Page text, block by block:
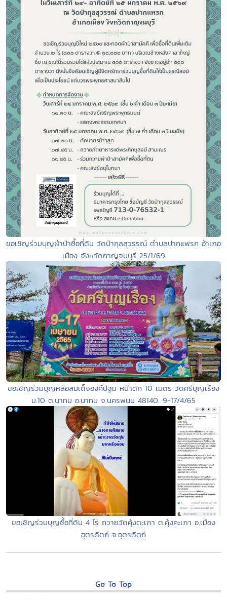
ขอเชิญร่วมบุญผ้าป่าซื้อที่ดิน วัดป่ากุลสุวรรณ์ ตำบลปากแพรก อ้าเภอ
เมือง จังหวัดกาญจนบุรี 25/1/69
ขอเชิญร่วมบุญหล่อสมเด็จองค์ปฐม หน้าตัก 10 เมตร วัดศรีบุญเรือง
ม.10 ต.นาทม อ.นาทม จ.นครพนม 48140. 9-17/4/65
ขอเชิญร่วมบุญซื้อที่ดิน 4 ไร่ ถวายวัดคุ้งตะเภา ต.คุ้งคะเภา อ.เมือง
อุตรดิตถ์ จ.อุตรดิตถ์
Go To Top